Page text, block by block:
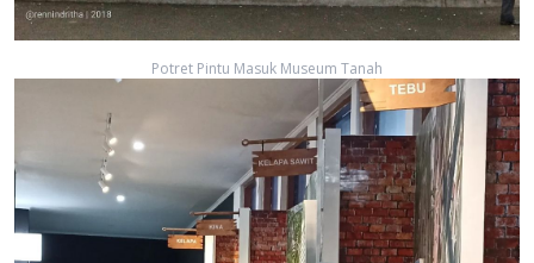
Potret Pintu Masuk Museum Tanah